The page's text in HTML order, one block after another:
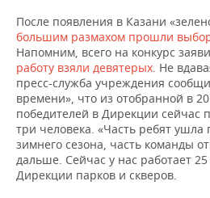
После появления в Казани
большим размахом прошли
Напомним, всего на конкурс
работу взяли девятерых. Не
пресс-служба учреждения
времени», что из отобранной в
победителей в Дирекции сейчас
три человека. «Часть ребят ушла
зимнего сезона, часть команды
дальше. Сейчас у нас работает
Дирекции парков и скверов.